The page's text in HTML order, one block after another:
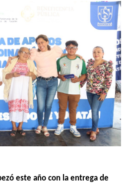
este año con la entrega de